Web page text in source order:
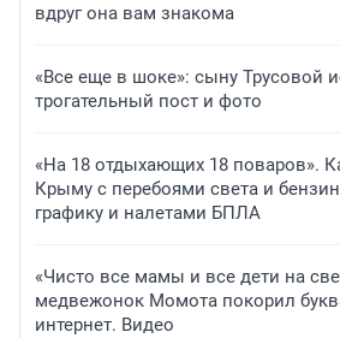
вдруг она вам знакома
«Все еще в шоке»: сыну Трусовой
трогательный пост и фото
«На 18 отдыхающих 18 поваров».
Крыму с перебоями света и
графику и налетами БПЛА
«Чисто все мамы и все дети на
медвежонок Момота покорил
интернет. Видео